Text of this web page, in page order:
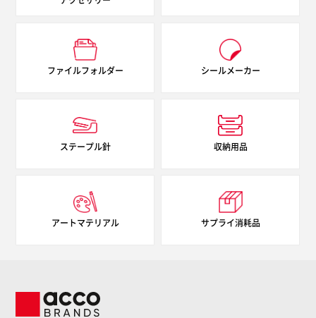
ファイルフォルダー シールメーカー
ステープル針 収納用品
アートマテリアル サプライ消耗品